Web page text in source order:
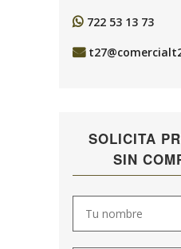
722 53 13 73
SOLICITA
SIN